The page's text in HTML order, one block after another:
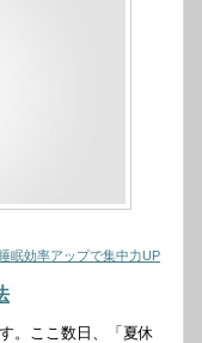
眠効率アップで集中力UP
。ここ数日、「夏休